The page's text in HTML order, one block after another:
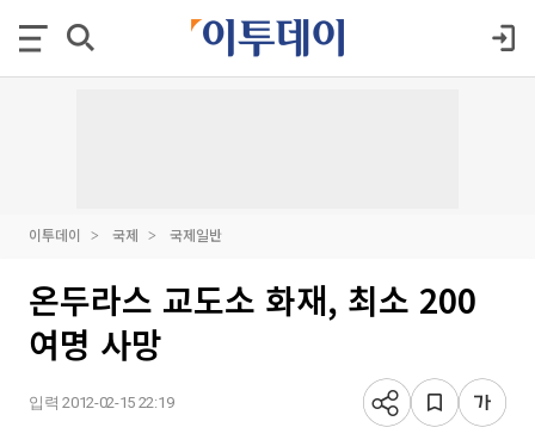
이투데이 국제 국제일반
온두라스 교도소 화재, 최소 200
여명 사망
입력 2012-02-15 22:19